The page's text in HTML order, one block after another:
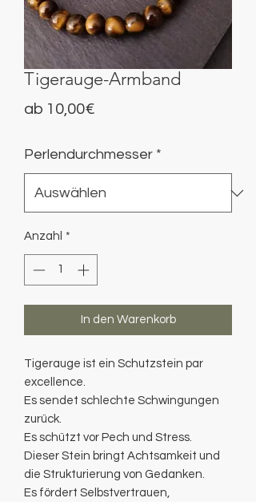
Tigerauge-Armband
ab 10,00€Sale-
Perlendurchmesser *
Anzahl *
In den Warenkorb
Tigerauge ist ein Schutzstein par
excellence.
Es sendet schlechte Schwingungen
zurück.
Es schützt vor Pech und Stress.
Dieser Stein bringt Achtsamkeit und
die Strukturierung von Gedanken.
Es fördert Selbstvertrauen,